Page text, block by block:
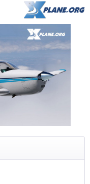
X-Plane.org - King Air 350